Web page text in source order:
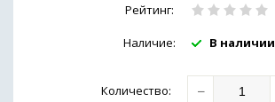
Рейтинг:
Наличие: В наличии
Количество: −